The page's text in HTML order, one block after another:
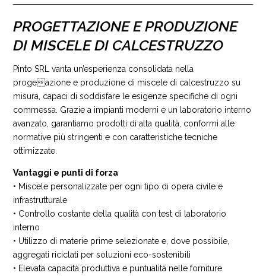
PROGETTAZIONE E PRODUZIONE
DI MISCELE DI CALCESTRUZZO
Pinto SRL vanta un’esperienza consolidata nella
progeazione e produzione di miscele di calcestruzzo su
misura, capaci di soddisfare le esigenze specifiche di ogni
commessa. Grazie a impianti moderni e un laboratorio interno
avanzato, garantiamo prodotti di alta qualità, conformi alle
normative più stringenti e con caratteristiche tecniche
ottimizzate.
Vantaggi e punti di forza
• Miscele personalizzate per ogni tipo di opera civile e
infrastrutturale
• Controllo costante della qualità con test di laboratorio
interno
• Utilizzo di materie prime selezionate e, dove possibile,
aggregati riciclati per soluzioni eco-sostenibili
• Elevata capacità produttiva e puntualità nelle forniture